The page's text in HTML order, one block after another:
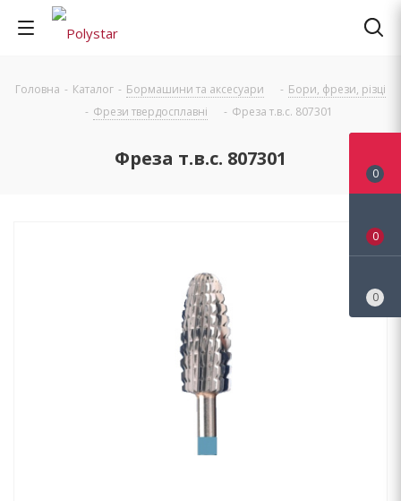
Головна - Каталог - Бормашини та аксесуари - Бори, фрези, різці
- Фрези твердосплавні - Фреза т.в.с. 807301
Фреза т.в.с. 807301
0
0
0